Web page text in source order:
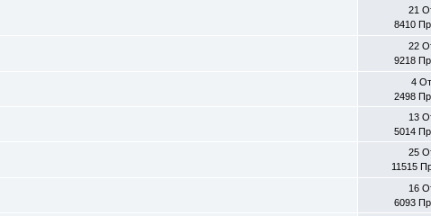
21
8410
22
9218
4
2498
13
5014
25
11515
16
6093